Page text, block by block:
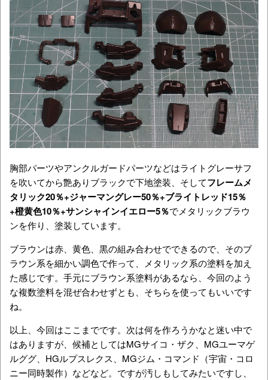
胸部パーツやアンクルガードパーツなどはライトグレーサフ
を吹いてから艶ありブラックで下地塗装、そしてフレームメ
タリック20％+ジャーマングレー50％+ブライトレッド15％
+橙黄色10％+サンシャインイエロー5％でメタリックブラウ
ンを作り、塗装しています。
ブラウンは赤、黄色、黒の組み合わせでできるので、そのブ
ラウン系を細かい調色で作って、メタリック系の塗料を加え
た感じです。手元にブラウン系塗料があるなら、今回のよう
な複数塗料を混ぜ合わせずとも、そちらを使ってもいいです
ね。
以上、今回はここまでです。次は何を作ろうかなと迷い中で
はありますが、候補としてはMGサイコ・ザク、MGユーマゲ
ルググ、HGルプスレクス、MGジム・コマンド（宇宙・コロ
ニー同時製作）などなど。ですが汚しもしてみたいですし、